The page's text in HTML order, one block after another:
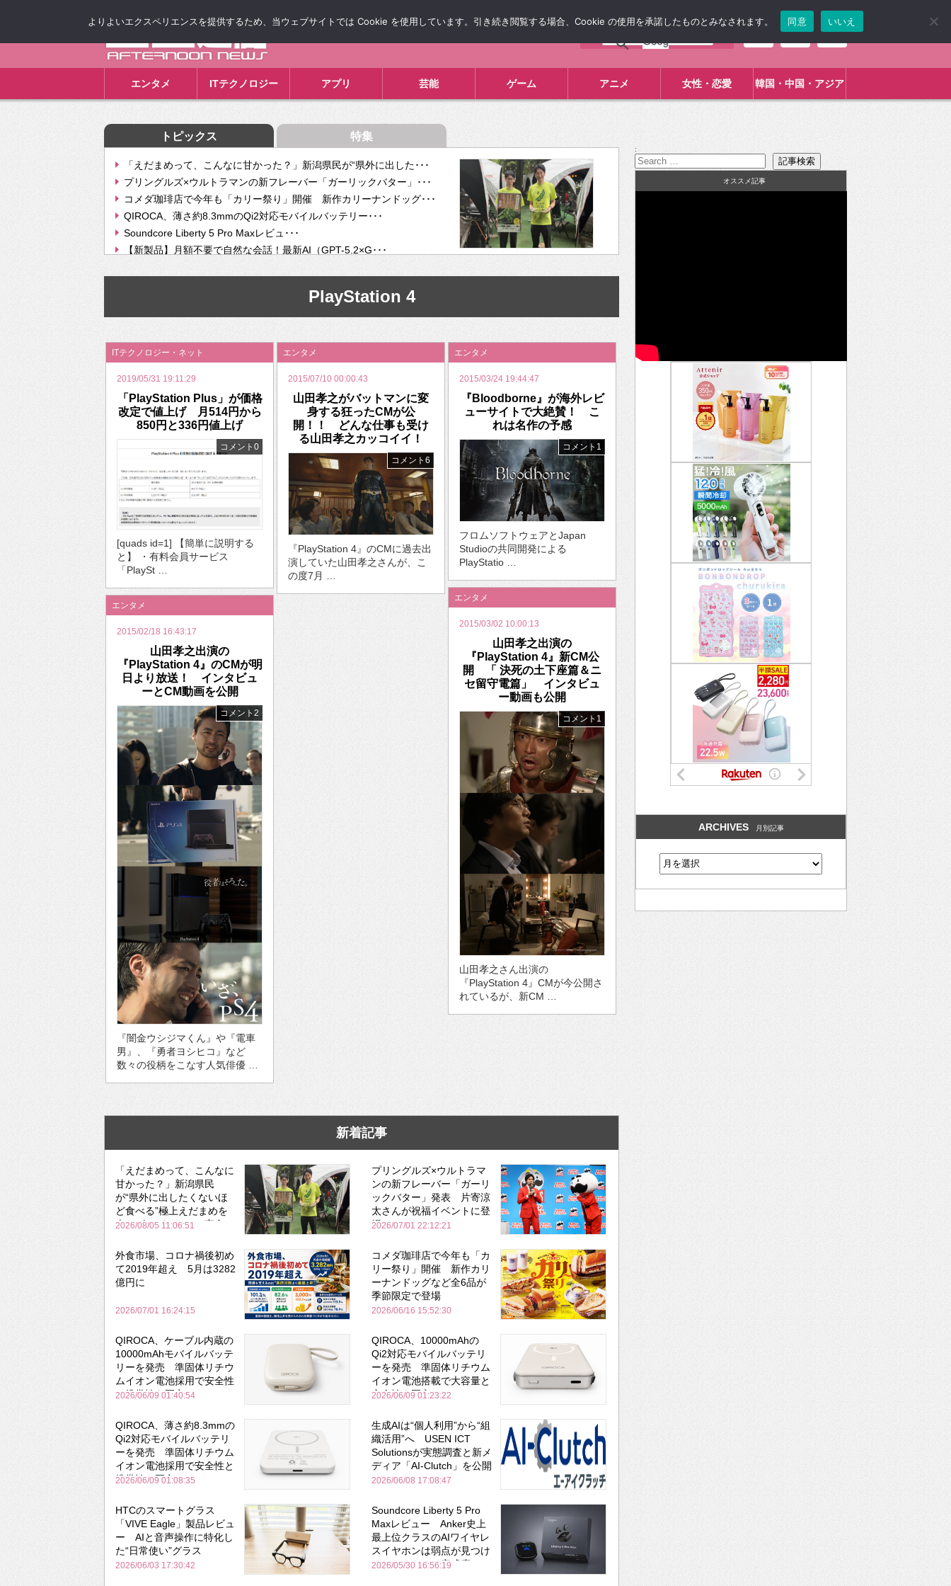
エンタメ ITテクノロジー アプリ 芸能 ゲーム アニメ 女性・恋愛 韓国・中国・アジア
トピックス 特集
「えだまめって、こんなに甘かった？」新潟県民が“県外に出した･･･
プリングルズ×ウルトラマンの新フレーバー「ガーリックバター」･･･
コメダ珈琲店で今年も「カリー祭り」開催 新作カリーナンドッグ･･･
QIROCA、薄さ約8.3mmのQi2対応モバイルバッテリー･･･
Soundcore Liberty 5 Pro Maxレビュ･･･
【新製品】月額不要で自然な会話！最新AI（GPT-5.2×G･･･
【次世代の没入感と生産性】VITURE Luma Ultra･･･
挫折率8割の壁をAIで突破。ジャストシステム、”自分が今話し･･･
2026年のバレンタインは「自分で作って、想いを渡す」 TE･･･
PlayStation 4
ITテクノロジー・ネット
2019/05/31 19:11:29
「PlayStation Plus」が価格
改定で値上げ 月514円から
850円と336円値上げ
コメント0
[quads id=1] 【簡単に説明する
と】 ・有料会員サービス
「PlaySt …
エンタメ
2015/07/10 00:00:43
山田孝之がバットマンに変
身する狂ったCMが公
開！！ どんな仕事も受け
る山田孝之カッコイイ！
コメント6
『PlayStation 4』のCMに過去出
演していた山田孝之さんが、こ
の度7月 …
エンタメ
2015/03/24 19:44:47
『Bloodborne』が海外レビ
ューサイトで大絶賛！ こ
れは名作の予感
コメント1
フロムソフトウェアとJapan
Studioの共同開発による
PlayStatio …
エンタメ
2015/03/02 10:00:13
山田孝之出演の
『PlayStation 4』新CM公
開 「 決死の土下座篇＆ニ
セ留守電篇」 インタビュ
ー動画も公開
コメント1
山田孝之さん出演の
『PlayStation 4』CMが今公開さ
れているが、新CM …
エンタメ
2015/02/18 16:43:17
山田孝之出演の
『PlayStation 4』のCMが明
日より放送！ インタビュ
ーとCM動画を公開
コメント2
『闇金ウシジマくん』や『電車
男』、『勇者ヨシヒコ』など
数々の役柄をこなす人気俳優 …
新着記事
「えだまめって、こんなに
甘かった？」新潟県民
が“県外に出したくないほ
ど食べる”極上えだまめを
森のビアガーデンで実食
2026/08/05 11:06:51
プリングルズ×ウルトラマ
ンの新フレーバー「ガーリ
ックバター」発表 片寄涼
太さんが祝福イベントに登
場
2026/07/01 22:12:21
外食市場、コロナ禍後初め
て2019年超え 5月は3282
億円に
2026/07/01 16:24:15
コメダ珈琲店で今年も「カ
リー祭り」開催 新作カリ
ーナンドッグなど全6品が
季節限定で登場
2026/06/16 15:52:30
QIROCA、ケーブル内蔵の
10000mAhモバイルバッテ
リーを発売 準固体リチウ
ムイオン電池採用で安全性
と携帯性を両立
2026/06/09 01:40:54
QIROCA、10000mAhの
Qi2対応モバイルバッテリ
ーを発売 準固体リチウム
イオン電池搭載で大容量と
安全性を両立
2026/06/09 01:23:22
QIROCA、薄さ約8.3mmの
Qi2対応モバイルバッテリ
ーを発売 準固体リチウム
イオン電池採用で安全性と
携帯性を両立
2026/06/09 01:08:35
生成AIは“個人利用”から“組
織活用”へ USEN ICT
Solutionsが実態調査と新メ
ディア「AI-Clutch」を公開
2026/06/08 17:08:47
HTCのスマートグラス
「VIVE Eagle」製品レビュ
ー AIと音声操作に特化し
た“日常使い”グラス
2026/06/03 17:30:42
Soundcore Liberty 5 Pro
Maxレビュー Anker史上
最上位クラスのAIワイヤレ
スイヤホンは弱点が見つけ
づらいくらいの完成度にび
2026/05/30 16:56:19
:
オススメ記事
ARCHIVES 月別記事
よりよいエクスペリエンスを提供するため、当ウェブサイトでは Cookie を使用しています。引き続き閲覧する場合、Cookie の使用を承諾したものとみなされます。 同意 いいえ